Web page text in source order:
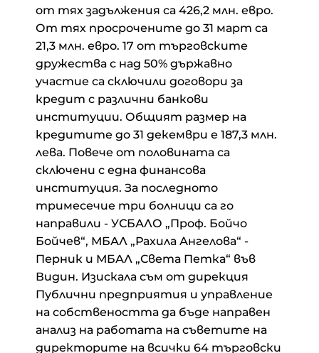
от тях задължения са 426,2 млн. евро.
От тях просрочените до 31 март са
21,3 млн. евро. 17 от търговските
дружества с над 50% държавно
участие са сключили договори за
кредит с различни банкови
институции. Общият размер на
кредитите до 31 декември е 187,3 млн.
лева. Повече от половината са
сключени с една финансова
институция. За последното
тримесечие три болници са го
направили - УСБАЛО „Проф. Бойчо
Бойчев“, МБАЛ „Рахила Ангелова“ -
Перник и МБАЛ „Света Петка“ във
Видин. Изискала съм от дирекция
Публични предприятия и управление
на собствеността да бъде направен
анализ на работата на съветите на
директорите на всички 64 търговски